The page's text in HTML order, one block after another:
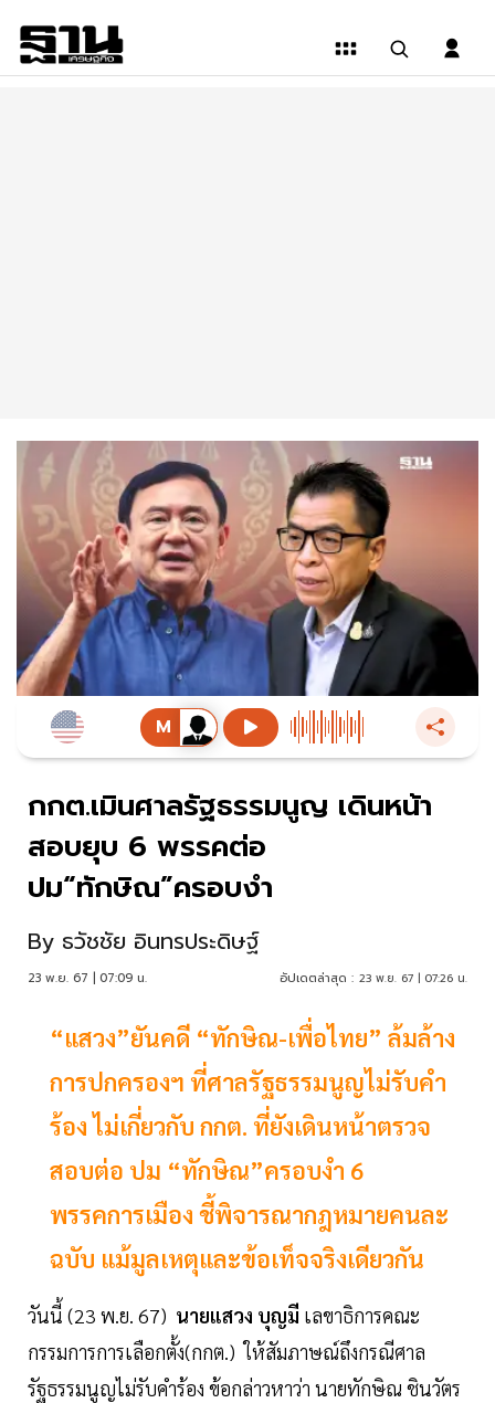
กกต.เมินศาลรัฐธรรมนูญ เดินหน้า
สอบยุบ 6 พรรคต่อ
ปม“ทักษิณ”ครอบงำ
By ธวัชชัย อินทรประดิษฐ์
23 พ.ย. 67 | 07:09 น. อัปเดตล่าสุด : 23 พ.ย. 67 | 07:26 น.
“แสวง”ยันคดี “ทักษิณ-เพื่อไทย” ล้มล้าง
การปกครองฯ ที่ศาลรัฐธรรมนูญไม่รับคำ
ร้อง ไม่เกี่ยวกับ กกต. ที่ยังเดินหน้าตรวจ
สอบต่อ ปม “ทักษิณ”ครอบงำ 6
พรรคการเมือง ชี้พิจารณากฎหมายคนละ
ฉบับ แม้มูลเหตุและข้อเท็จจริงเดียวกัน
วันนี้ (23 พ.ย. 67) นายแสวง บุญมี เลขาธิการคณะ
กรรมการการเลือกตั้ง(กกต.) ให้สัมภาษณ์ถึงกรณีศาล
รัฐธรรมนูญไม่รับคำร้อง ข้อกล่าวหาว่า นายทักษิณ ชินวัตร